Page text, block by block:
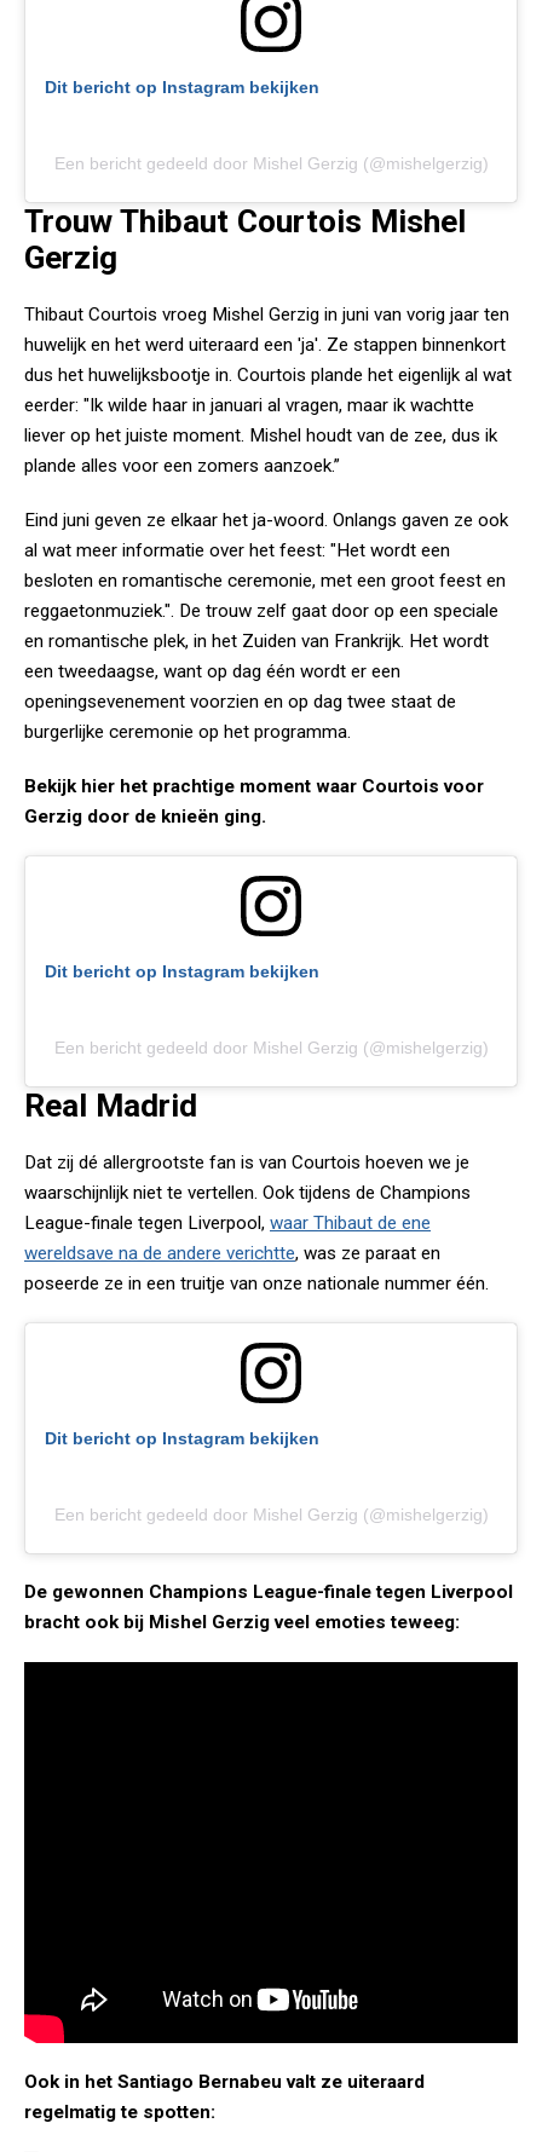
Dit bericht op Instagram bekijken
Een bericht gedeeld door Mishel Gerzig (@mishelgerzig)
Trouw Thibaut Courtois Mishel
Gerzig
Thibaut Courtois vroeg Mishel Gerzig in juni van vorig jaar ten
huwelijk en het werd uiteraard een 'ja'. Ze stappen binnenkort
dus het huwelijksbootje in. Courtois plande het eigenlijk al wat
eerder: "Ik wilde haar in januari al vragen, maar ik wachtte
liever op het juiste moment. Mishel houdt van de zee, dus ik
plande alles voor een zomers aanzoek.”
Eind juni geven ze elkaar het ja-woord. Onlangs gaven ze ook
al wat meer informatie over het feest: "Het wordt een
besloten en romantische ceremonie, met een groot feest en
reggaetonmuziek.". De trouw zelf gaat door op een speciale
en romantische plek, in het Zuiden van Frankrijk. Het wordt
een tweedaagse, want op dag één wordt er een
openingsevenement voorzien en op dag twee staat de
burgerlijke ceremonie op het programma.
Bekijk hier het prachtige moment waar Courtois voor
Gerzig door de knieën ging.
Dit bericht op Instagram bekijken
Een bericht gedeeld door Mishel Gerzig (@mishelgerzig)
Real Madrid
Dat zij dé allergrootste fan is van Courtois hoeven we je
waarschijnlijk niet te vertellen. Ook tijdens de Champions
League-finale tegen Liverpool, waar Thibaut de ene
wereldsave na de andere verichtte, was ze paraat en
poseerde ze in een truitje van onze nationale nummer één.
Dit bericht op Instagram bekijken
Een bericht gedeeld door Mishel Gerzig (@mishelgerzig)
De gewonnen Champions League-finale tegen Liverpool
bracht ook bij Mishel Gerzig veel emoties teweeg:
Ook in het Santiago Bernabeu valt ze uiteraard
regelmatig te spotten: